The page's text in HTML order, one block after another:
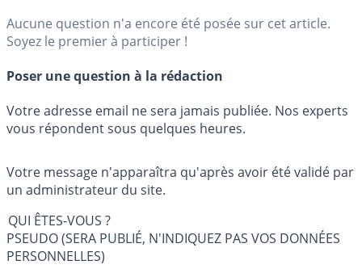
Aucune question n'a encore été posée sur cet article.
Soyez le premier à participer !
Poser une question à la rédaction
Votre adresse email ne sera jamais publiée. Nos experts
vous répondent sous quelques heures.
Votre message n'apparaîtra qu'après avoir été validé par
un administrateur du site.
QUI ÊTES-VOUS ?
PSEUDO (SERA PUBLIÉ, N'INDIQUEZ PAS VOS DONNÉES
PERSONNELLES)